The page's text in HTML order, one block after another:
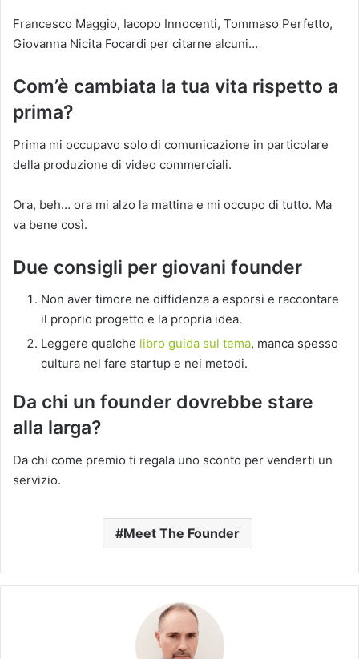
Francesco Maggio, Iacopo Innocenti, Tommaso Perfetto,
Giovanna Nicita Focardi per citarne alcuni…
Com’è cambiata la tua vita rispetto a
prima?
Prima mi occupavo solo di comunicazione in particolare
della produzione di video commerciali.
Ora, beh… ora mi alzo la mattina e mi occupo di tutto. Ma
va bene così.
Due consigli per giovani founder
Non aver timore ne diffidenza a esporsi e raccontare
il proprio progetto e la propria idea.
Leggere qualche libro guida sul tema, manca spesso
cultura nel fare startup e nei metodi.
Da chi un founder dovrebbe stare
alla larga?
Da chi come premio ti regala uno sconto per venderti un
servizio.
Meet The Founder